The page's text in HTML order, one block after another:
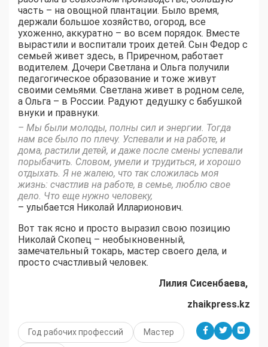
часть – на овощной плантации. Было время,
держали большое хозяйство, огород, все
ухоженно, аккуратно – во всем порядок. Вместе
вырастили и воспитали троих детей. Сын Федор с
семьей живет здесь, в Приречном, работает
водителем. Дочери Светлана и Ольга получили
педагогическое образование и тоже живут
своими семьями. Светлана живет в родном селе,
а Ольга – в России. Радуют дедушку с бабушкой
внуки и правнуки.
– Мы были молоды, полны сил и энергии. Тогда
нам все было по плечу. Успевали и на работе, и
дома, растили детей, и даже после смены успевали
порыбачить. Словом, умели и трудиться, и хорошо
отдыхать. Я не жалею, что так сложилась моя
жизнь: счастлив на работе, в семье, люблю свое
дело. Что еще нужно человеку,
– улыбается Николай Илларионович.
Вот так ясно и просто выразил свою позицию
Николай Скопец – необыкновенный,
замечательный токарь, мастер своего дела, и
просто счастливый человек.
Лилия Сисенбаева,
zhaikpress.kz
Год рабочих профессий Мастер